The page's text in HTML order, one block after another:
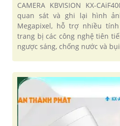
CAMERA KBVISION KX-
quan sát và ghi lại hình
Megapixel, hỗ trợ nhiều
trang bị các công nghệ tiên
ngược sáng, chống nước và bụi